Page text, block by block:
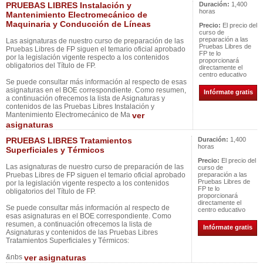
PRUEBAS LIBRES Instalación y
Mantenimiento Electromecánico de
Maquinaria y Conducción de Líneas
Las asignaturas de nuestro curso de preparación de las
Pruebas Libres de FP siguen el temario oficial aprobado
por la legislación vigente respecto a los contenidos
obligatorios del Título de FP.
Se puede consultar más información al respecto de esas
asignaturas en el BOE correspondiente. Como resumen,
a continuación ofrecemos la lista de Asignaturas y
contenidos de las Pruebas Libres Instalación y
Mantenimiento Electromecánico de Ma ver
asignaturas
Duración: 1,400
horas
Precio: El precio del
curso de
preparación a las
Pruebas Libres de
FP te lo
proporcionará
directamente el
centro educativo
Infórmate gratis
PRUEBAS LIBRES Tratamientos
Superficiales y Térmicos
Las asignaturas de nuestro curso de preparación de las
Pruebas Libres de FP siguen el temario oficial aprobado
por la legislación vigente respecto a los contenidos
obligatorios del Título de FP.
Se puede consultar más información al respecto de
esas asignaturas en el BOE correspondiente. Como
resumen, a continuación ofrecemos la lista de
Asignaturas y contenidos de las Pruebas Libres
Tratamientos Superficiales y Térmicos:
&nbs ver asignaturas
Duración: 1,400
horas
Precio: El precio del
curso de
preparación a las
Pruebas Libres de
FP te lo
proporcionará
directamente el
centro educativo
Infórmate gratis